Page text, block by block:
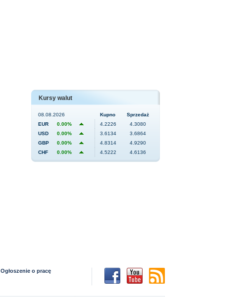
Kursy walut
08.08.2026 Kupno
Sprzedaż
EUR
0.00% 4.2226
4.3080
USD
0.00% 3.6134
3.6864
GBP
0.00% 4.8314
4.9290
CHF
0.00% 4.5222 4.6136
Ogłoszenie o pracę